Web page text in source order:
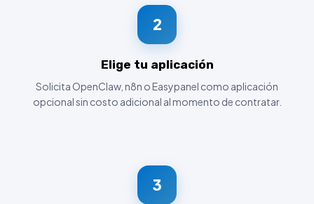
2
Elige tu aplicación
Solicita OpenClaw, n8n o Easypanel como aplicación
opcional sin costo adicional al momento de contratar.
3